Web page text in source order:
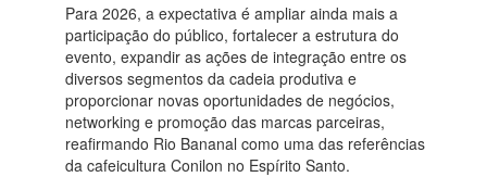
Para 2026, a expectativa é ampliar ainda mais a
participação do público, fortalecer a estrutura do
evento, expandir as ações de integração entre os
diversos segmentos da cadeia produtiva e
proporcionar novas oportunidades de negócios,
networking e promoção das marcas parceiras,
reafirmando Rio Bananal como uma das referências
da cafeicultura Conilon no Espírito Santo.